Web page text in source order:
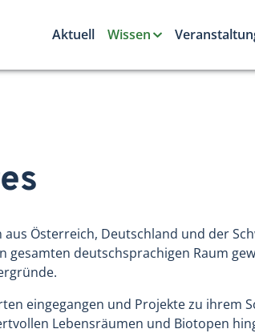
Aktuell
Wissen
aus Österreich, Deutschland und der
gesamten deutschsprachigen Raum
eingegangen und Projekte zu ihrem
Lebensräumen und Biotopen